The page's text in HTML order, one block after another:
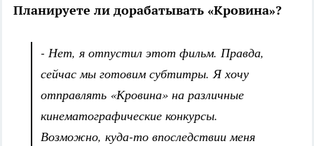
Планируете ли дорабатывать «Кровина»?
- Нет, я отпустил этот фильм. Правда,
сейчас мы готовим субтитры. Я хочу
отправлять «Кровина» на различные
кинематографические конкурсы.
Возможно, куда-то впоследствии меня